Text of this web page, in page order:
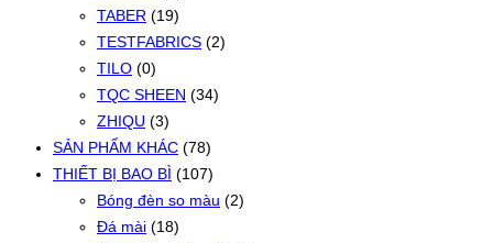
TABER (19)
TESTFABRICS (2)
TILO (0)
TQC SHEEN (34)
ZHIQU (3)
SẢN PHẨM KHÁC (78)
THIẾT BỊ BAO BÌ (107)
Bóng đèn so màu (2)
Đá mài (18)